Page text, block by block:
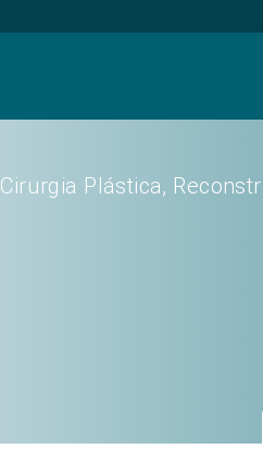
Cirurgia Plástica,